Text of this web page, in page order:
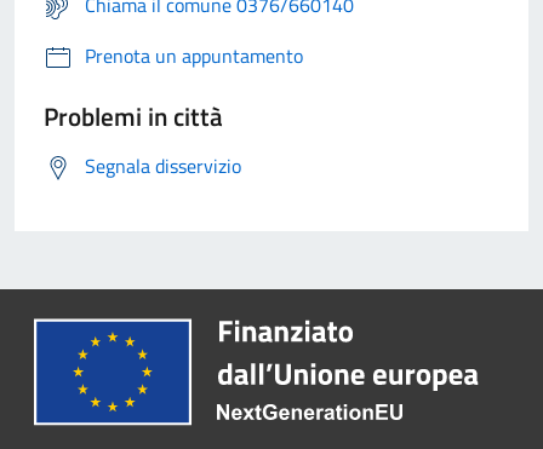
Prenota un appuntamento
Problemi in città
Segnala disservizio